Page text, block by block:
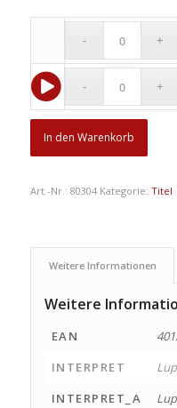
In den Warenkorb
Art.-Nr.: 80304 Kategorie: Titel
Weitere Informationen
Weitere
EAN
INTERPRET
INTERPRET_A